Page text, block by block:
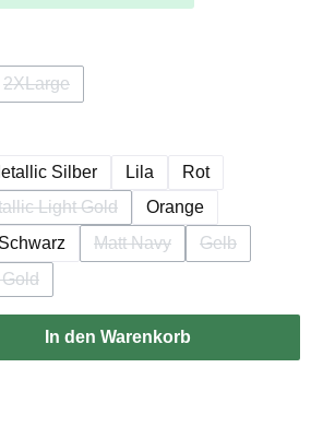
2XLarge
(Diese Option ist zurzeit nicht verfügbar.)
ist zurzeit nicht verfügbar.)
Silber Lila
Rot
verfügbar.)
ist zurzeit nicht verfügbar.)
Light Gold
(Diese Option ist zurzeit nicht
Orange
zurzeit nicht verfügbar.)
Matt Navy
(Diese Option ist zurzeit
Gelb
(Diese Option
verfügbar.)
Option ist zurzeit nicht verfügbar.)
In den Warenkorb